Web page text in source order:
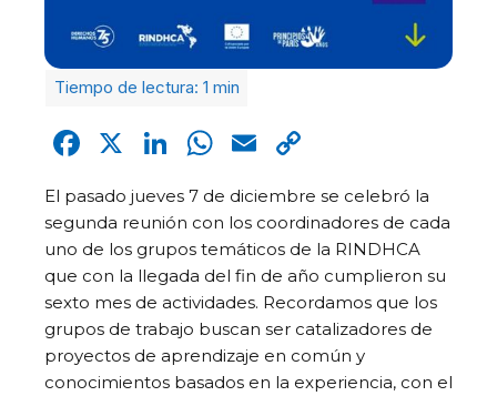
Facebook
X LinkedIn
WhatsApp
Email
Link
El pasado jueves 7 de diciembre se celebró la
segunda reunión con los coordinadores de cada
uno de los grupos temáticos de la RINDHCA
que con la llegada del fin de año cumplieron su
sexto mes de actividades. Recordamos que los
grupos de trabajo buscan ser catalizadores de
proyectos de aprendizaje en común y
conocimientos basados en la experiencia, con el